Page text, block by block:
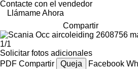
Contacte con el vendedor
Llámame Ahora
Compartir
1/1
Solicitar fotos adicionales
PDF Compartir Queja Facebook